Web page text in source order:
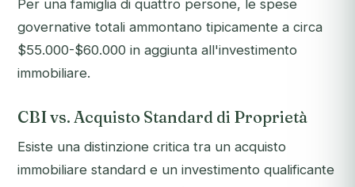
Per una famiglia di quattro persone, le spese
governative totali ammontano tipicamente a circa
$55.000-$60.000 in aggiunta all'investimento
immobiliare.
CBI vs. Acquisto Standard di Proprietà
Esiste una distinzione critica tra un acquisto
immobiliare standard e un investimento qualificante